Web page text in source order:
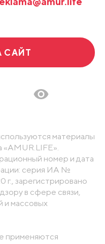
САЙТ
материалы
номер и дата
серия ИА №
зарегистрировано
в сфере связи,
и массовых
применяются